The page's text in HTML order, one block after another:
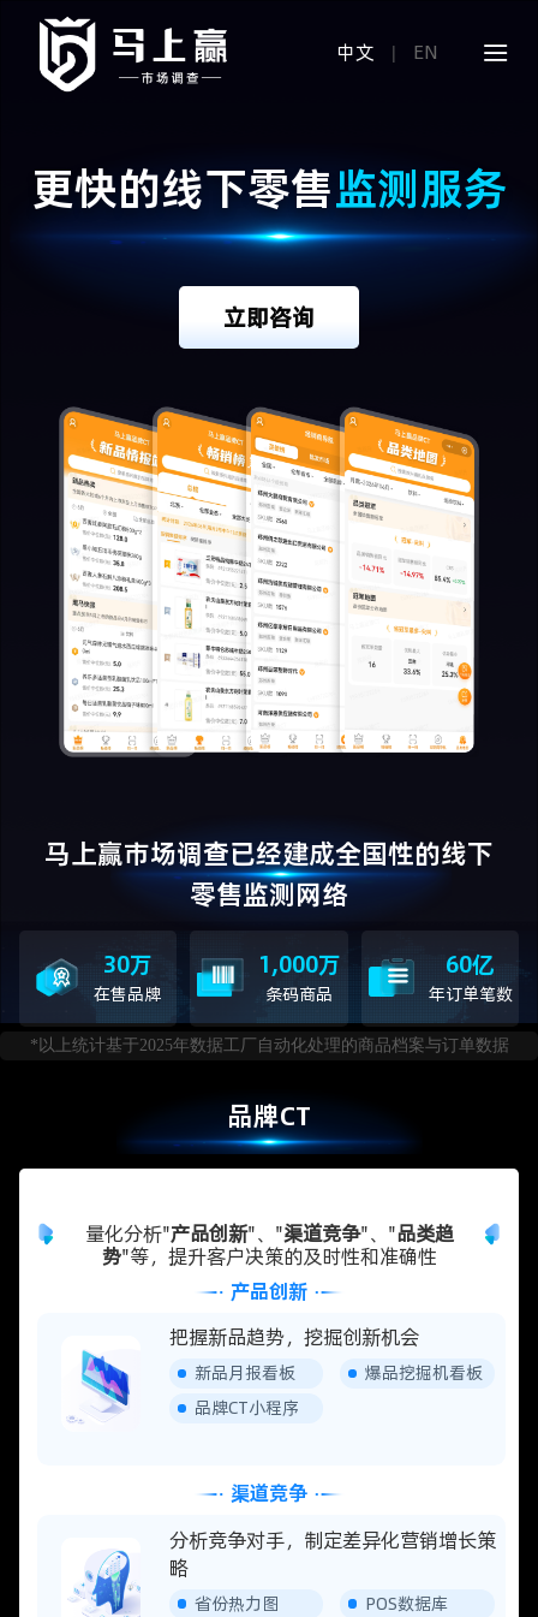
中文 | EN
更快的线下零售监测服务
立即咨询
马上赢市场调查已经建成全国性的线下
零售监测网络
30万
在售品牌
1,000万
条码商品
60亿
年订单笔数
*以上统计基于2025年数据工厂自动化处理的商品档案与订单数据
品牌CT
量化分析"产品创新"、"渠道竞争"、"品类趋
势"等，提升客户决策的及时性和准确性
产品创新
把握新品趋势，挖掘创新机会
新品月报看板
爆品挖掘机看板
品牌CT小程序
渠道竞争
分析竞争对手，制定差异化营销增长策
略
省份热力图
POS数据库